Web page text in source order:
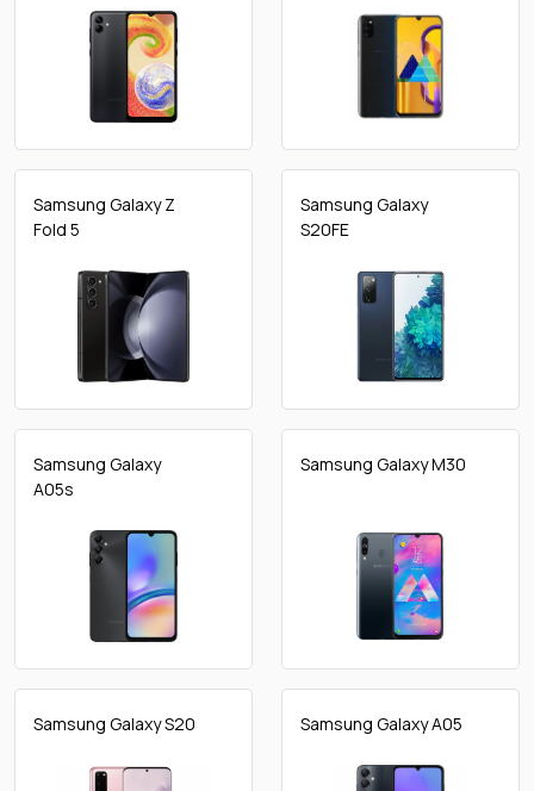
Samsung Galaxy Z
Fold 5
Samsung Galaxy
S20FE
Samsung Galaxy
A05s
Samsung Galaxy M30
Samsung Galaxy S20 Samsung Galaxy A05